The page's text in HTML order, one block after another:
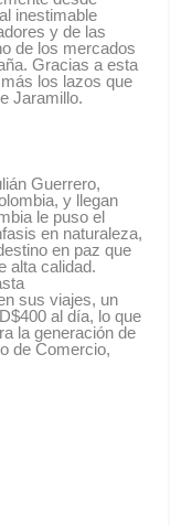
inestimable
y de las
de los mercados
Gracias a esta
los lazos que
Jaramillo.
Guerrero,
y llegan
le puso el
en naturaleza,
en paz que
alta calidad.
sus viajes, un
al día, lo que
la generación de
de Comercio,